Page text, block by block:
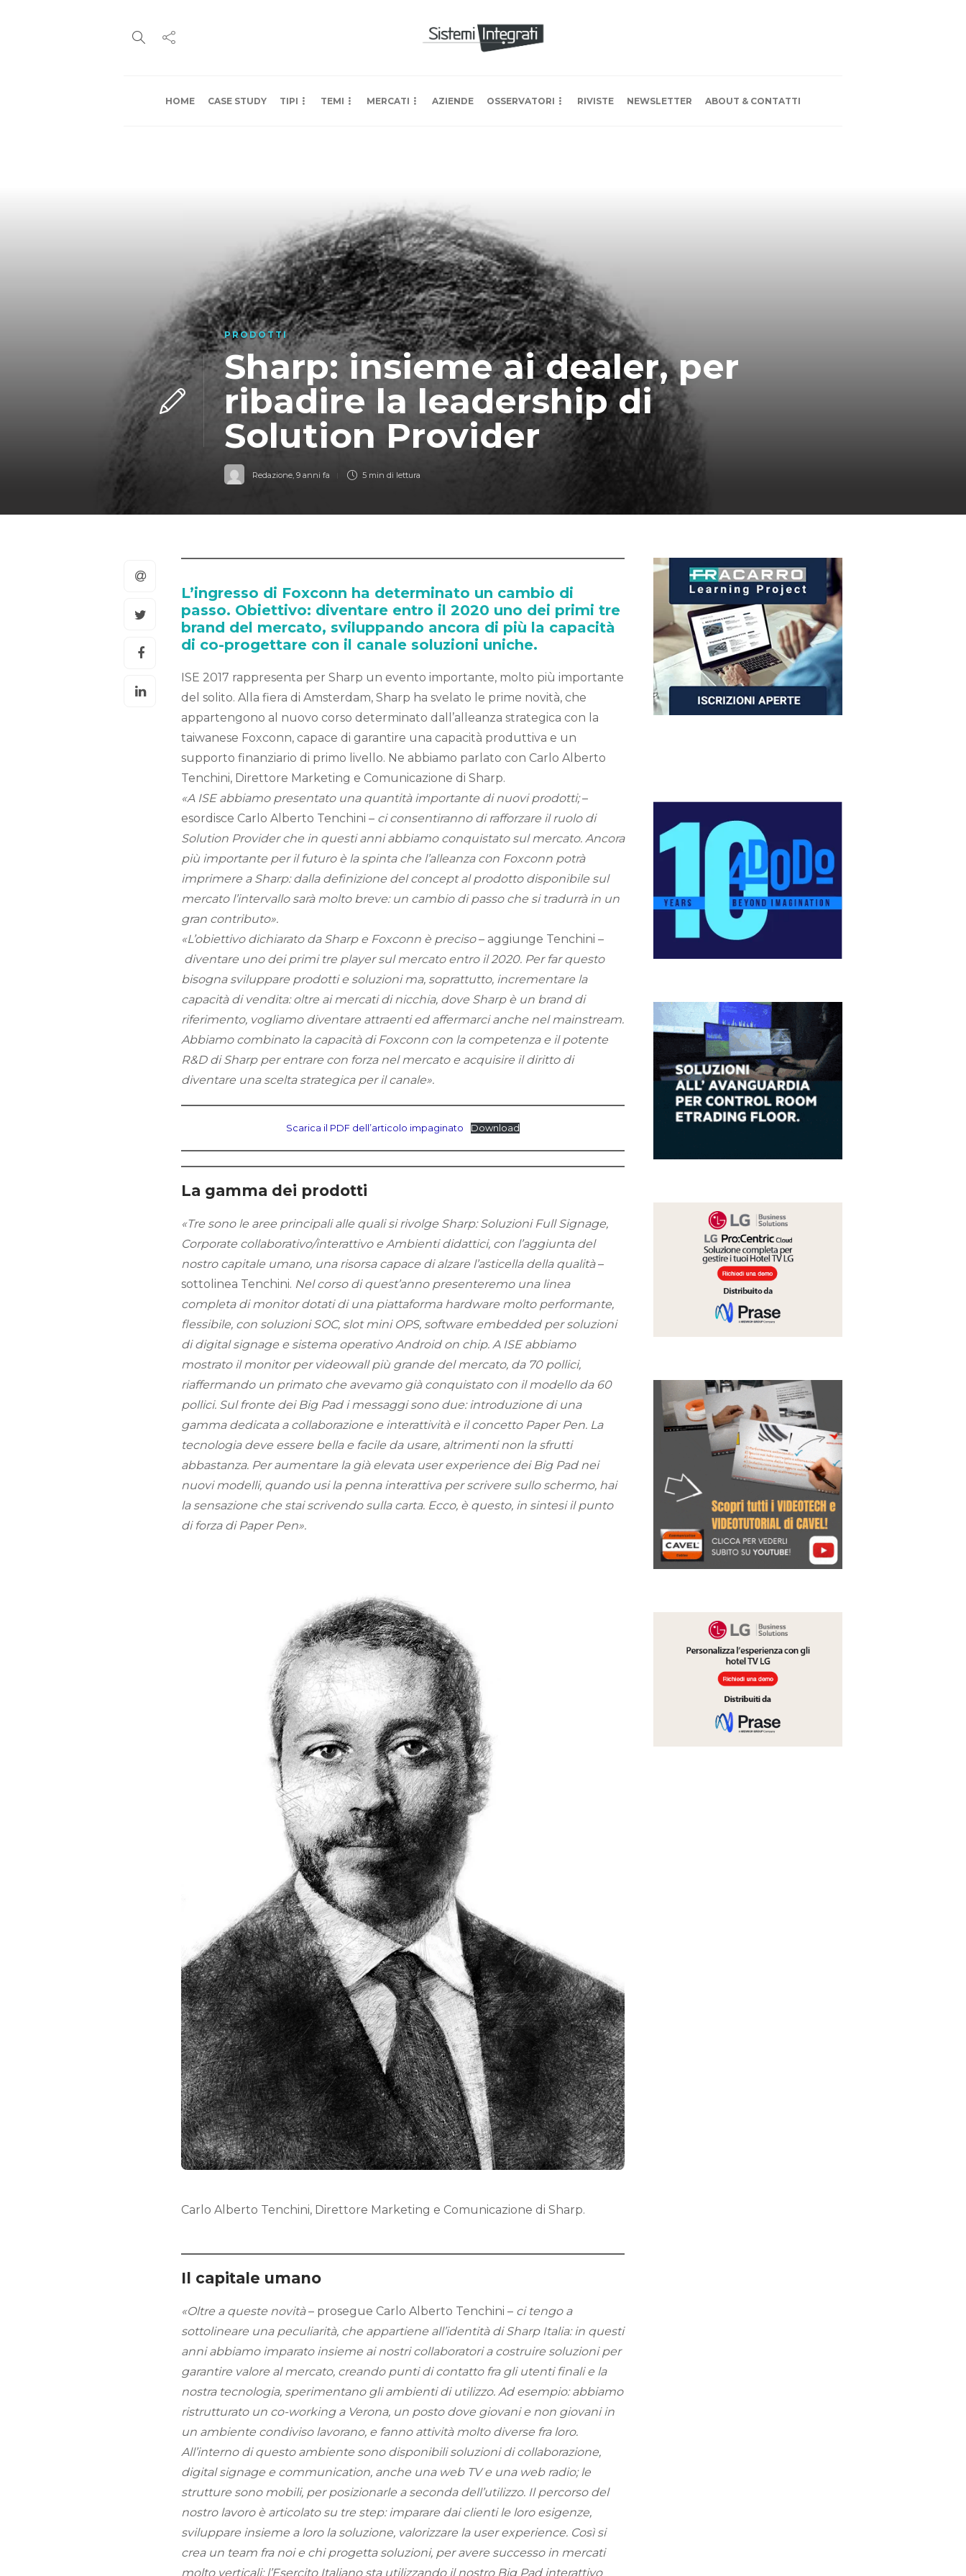
HOME CASE STUDY TIPI TEMI MERCATI AZIENDE OSSERVATORI RIVISTE NEWSLETTER ABOUT & CONTATTI
PRODOTTI
Sharp: insieme ai dealer, per
ribadire la leadership di
Solution Provider
Redazione, 9 anni fa 5 min di lettura
L’ingresso di Foxconn ha determinato un cambio di
passo. Obiettivo: diventare entro il 2020 uno dei primi tre
brand del mercato, sviluppando ancora di più la capacità
di co-progettare con il canale soluzioni uniche.
ISE 2017 rappresenta per Sharp un evento importante, molto più importante
del solito. Alla fiera di Amsterdam, Sharp ha svelato le prime novità, che
appartengono al nuovo corso determinato dall’alleanza strategica con la
taiwanese Foxconn, capace di garantire una capacità produttiva e un
supporto finanziario di primo livello. Ne abbiamo parlato con Carlo Alberto
Tenchini, Direttore Marketing e Comunicazione di Sharp.
«A ISE abbiamo presentato una quantità importante di nuovi prodotti;–
esordisce Carlo Alberto Tenchini – ci consentiranno di rafforzare il ruolo di
Solution Provider che in questi anni abbiamo conquistato sul mercato. Ancora
più importante per il futuro è la spinta che l’alleanza con Foxconn potrà
imprimere a Sharp: dalla definizione del concept al prodotto disponibile sul
mercato l’intervallo sarà molto breve: un cambio di passo che si tradurrà in un
gran contributo».
«L’obiettivo dichiarato da Sharp e Foxconn è preciso– aggiunge Tenchini –
diventare uno dei primi tre player sul mercato entro il 2020. Per far questo
bisogna sviluppare prodotti e soluzioni ma, soprattutto, incrementare la
capacità di vendita: oltre ai mercati di nicchia, dove Sharp è un brand di
riferimento, vogliamo diventare attraenti ed affermarci anche nel mainstream.
Abbiamo combinato la capacità di Foxconn con la competenza e il potente
R&D di Sharp per entrare con forza nel mercato e acquisire il diritto di
diventare una scelta strategica per il canale».
Scarica il PDF dell’articolo impaginato Download
La gamma dei prodotti
«Tre sono le aree principali alle quali si rivolge Sharp: Soluzioni Full Signage,
Corporate collaborativo/interattivo e Ambienti didattici, con l’aggiunta del
nostro capitale umano, una risorsa capace di alzare l’asticella della qualità–
sottolinea Tenchini. Nel corso di quest’anno presenteremo una linea
completa di monitor dotati di una piattaforma hardware molto performante,
flessibile, con soluzioni SOC, slot mini OPS, software embedded per soluzioni
di digital signage e sistema operativo Android on chip. A ISE abbiamo
mostrato il monitor per videowall più grande del mercato, da 70 pollici,
riaffermando un primato che avevamo già conquistato con il modello da 60
pollici. Sul fronte dei Big Pad i messaggi sono due: introduzione di una
gamma dedicata a collaborazione e interattività e il concetto Paper Pen. La
tecnologia deve essere bella e facile da usare, altrimenti non la sfrutti
abbastanza. Per aumentare la già elevata user experience dei Big Pad nei
nuovi modelli, quando usi la penna interattiva per scrivere sullo schermo, hai
la sensazione che stai scrivendo sulla carta. Ecco, è questo, in sintesi il punto
di forza di Paper Pen».
Carlo Alberto Tenchini, Direttore Marketing e Comunicazione di Sharp.
Il capitale umano
«Oltre a queste novità– prosegue Carlo Alberto Tenchini – ci tengo a
sottolineare una peculiarità, che appartiene all’identità di Sharp Italia: in questi
anni abbiamo imparato insieme ai nostri collaboratori a costruire soluzioni per
garantire valore al mercato, creando punti di contatto fra gli utenti finali e la
nostra tecnologia, sperimentano gli ambienti di utilizzo. Ad esempio: abbiamo
ristrutturato un co-working a Verona, un posto dove giovani e non giovani in
un ambiente condiviso lavorano, e fanno attività molto diverse fra loro.
All’interno di questo ambiente sono disponibili soluzioni di collaborazione,
digital signage e communication, anche una web TV e una web radio; le
strutture sono mobili, per posizionarle a seconda dell’utilizzo. Il percorso del
nostro lavoro è articolato su tre step: imparare dai clienti le loro esigenze,
sviluppare insieme a loro la soluzione, valorizzare la user experience. Così si
crea un team fra noi e chi progetta soluzioni, per avere successo in mercati
molto verticali: l’Esercito Italiano sta utilizzando il nostro Big Pad interattivo